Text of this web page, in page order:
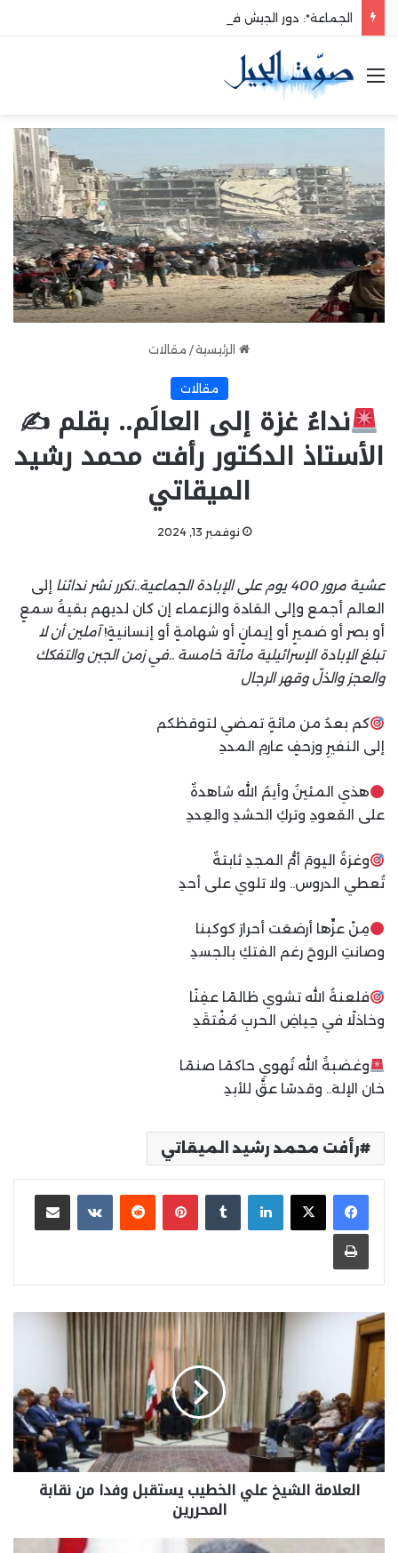
القائمة
الرئيسية/ مقالات
مقالات
نداءُ غزة إلى العالَم.. بقلم ✍
الأستاذ الدكتور رأفت محمد رشيد
الميقاتي
نوفمبر 13, 2024
عشية مرور 400 يوم على الإبادة الجماعية..نكرر نشر ندائنا
إلى
العالم أجمع وإلى القادة والزعماء إن كان لديهم بقيةُ سمعٍ
أو بصر أو ضميرٍ أو إيمانٍ أو شهامةٍ أو إنسانيةٍ!آملين أن لا
تبلغ الإبادة الإسرائيلية مائة خامسة ..في زمن الجبن والتفكك
والعجز والذلّ وقهر الرجال
كم بعدُ من مائةٍ تمضي لتوقظكم
إلى النفيرِ وزحفٍ عارمِ المددِ
هذي المئينُ وأيمُ الله شاهدةٌ
على القعودِ وتركِ الحشدِ والعِددِ
وغزةُ اليومَ أمُّ المجدِ ثابتةٌ
تُعطي الدروس.. ولا تلوي على أحدِ
مِنْ عزِّها أرضعَت أحرارَ كوكبنا
وصانتِ الروحَ رغم الفتكِ بالجسدِ
فلعنةُ الله تشوي ظالمًا عفِنًا
وخاذلًا في حِياضِ الحربِ مُفْتقَدِ
وغضبةُ الله تُهوي حاكمًا صنمًا
خان الإلهَ.. وقدسًا عقَّ للأبدِ
رأفت محمد رشيد الميقاتي
لينكدإن بينتيريست مشاركة عبر البريد
طباعة
العلامة الشيخ علي الخطيب يستقبل وفدا من نقابة
المحررين